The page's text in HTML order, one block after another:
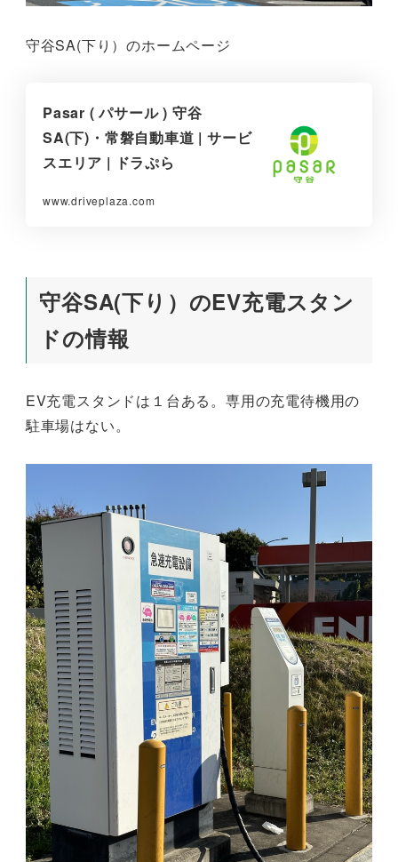
守谷SA(下り）のホームページ
Pasar ( パサール ) 守谷
SA(下)・常磐自動車道 | サービ
スエリア | ドラぷら
www.driveplaza.com
守谷SA(下り）のEV充電スタン
ドの情報
EV充電スタンドは１台ある。専用の充電待機用の
駐車場はない。